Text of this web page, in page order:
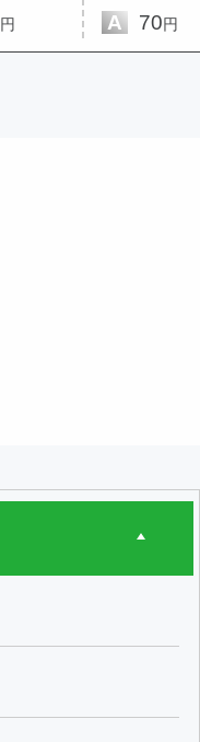
円 A 70円